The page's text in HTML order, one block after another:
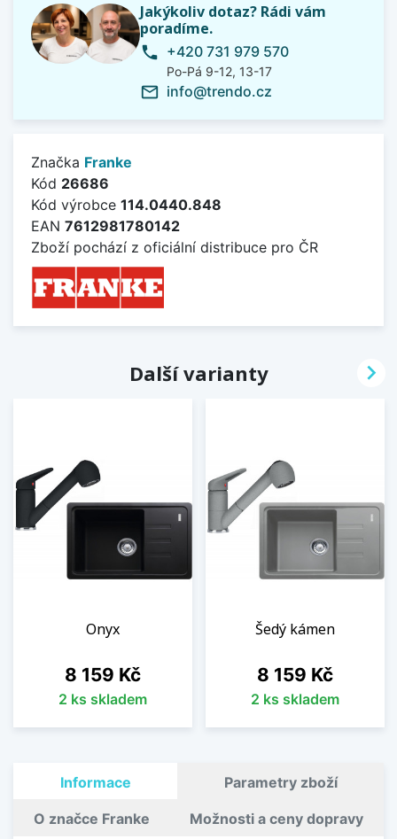
Jakýkoliv dotaz? Rádi vám
poradíme.
phone +420 731 979 570
Po-Pá 9-12, 13-17
mail_outline info@trendo.cz
Značka Franke
Kód 26686
Kód výrobce 114.0440.848
EAN 7612981780142
Zboží pochází z oficiální distribuce pro ČR
Další varianty
Onyx
Cena
8 159 Kč
2 ks skladem
Šedý kámen
Cena
8 159 Kč
2 ks skladem

Informace Parametry zboží
O značce Franke Možnosti a ceny dopravy